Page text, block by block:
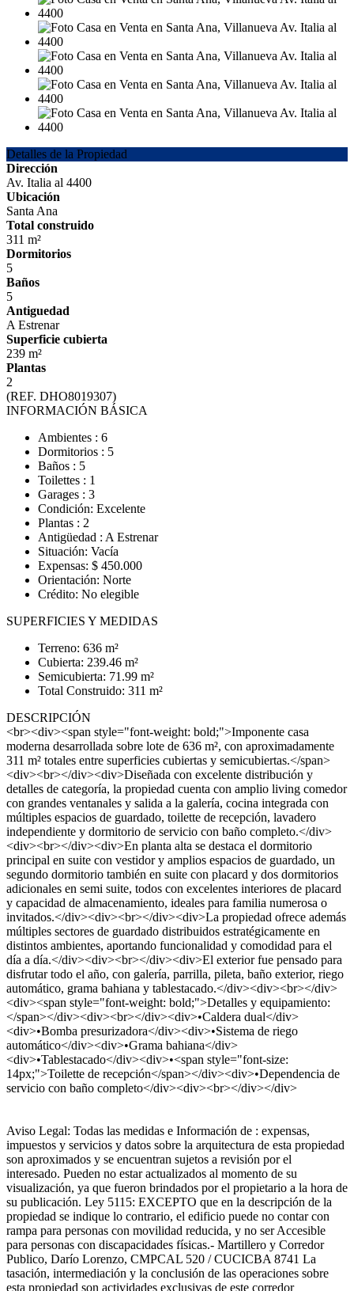
Detalles de la Propiedad
Dirección
Av. Italia al 4400
Ubicación
Santa Ana
Total construido
311 m²
Dormitorios
5
Baños
5
Antiguedad
A Estrenar
Superficie cubierta
239 m²
Plantas
2
(REF. DHO8019307)
INFORMACIÓN BÁSICA
Ambientes : 6
Dormitorios : 5
Baños : 5
Toilettes : 1
Garages : 3
Condición: Excelente
Plantas : 2
Antigüedad : A Estrenar
Situación: Vacía
Expensas: $ 450.000
Orientación: Norte
Crédito: No elegible
SUPERFICIES Y MEDIDAS
Terreno: 636 m²
Cubierta: 239.46 m²
Semicubierta: 71.99 m²
Total Construido: 311 m²
DESCRIPCIÓN
<br><div><span style="font-weight: bold;">Imponente casa
moderna desarrollada sobre lote de 636 m², con aproximadamente
311 m² totales entre superficies cubiertas y semicubiertas.</span>
<div><br></div><div>Diseñada con excelente distribución y
detalles de categoría, la propiedad cuenta con amplio living comedor
con grandes ventanales y salida a la galería, cocina integrada con
múltiples espacios de guardado, toilette de recepción, lavadero
independiente y dormitorio de servicio con baño completo.</div>
<div><br></div><div>En planta alta se destaca el dormitorio
principal en suite con vestidor y amplios espacios de guardado, un
segundo dormitorio también en suite con placard y dos dormitorios
adicionales en semi suite, todos con excelentes interiores de placard
y capacidad de almacenamiento, ideales para familia numerosa o
invitados.</div><div><br></div><div>La propiedad ofrece además
múltiples sectores de guardado distribuidos estratégicamente en
distintos ambientes, aportando funcionalidad y comodidad para el
día a día.</div><div><br></div><div>El exterior fue pensado para
disfrutar todo el año, con galería, parrilla, pileta, baño exterior, riego
automático, grama bahiana y tablestacado.</div><div><br></div>
<div><span style="font-weight: bold;">Detalles y equipamiento:
</span></div><div><br></div><div>•Caldera dual</div>
<div>•Bomba presurizadora</div><div>•Sistema de riego
automático</div><div>•Grama bahiana</div>
<div>•Tablestacado</div><div>•<span style="font-size:
14px;">Toilette de recepción</span></div><div>•Dependencia de
servicio con baño completo</div><div><br></div></div>
Aviso Legal: Todas las medidas e Información de : expensas,
impuestos y servicios y datos sobre la arquitectura de esta propiedad
son aproximados y se encuentran sujetos a revisión por el
interesado. Pueden no estar actualizados al momento de su
visualización, ya que fueron brindados por el propietario a la hora de
su publicación. Ley 5115: EXCEPTO que en la descripción de la
propiedad se indique lo contrario, el edificio puede no contar con
rampa para personas con movilidad reducida, y no ser Accesible
para personas con discapacidades físicas.- Martillero y Corredor
Publico, Darío Lorenzo, CMPCAL 520 / CUCICBA 8741 La
tasación, intermediación y la conclusión de las operaciones sobre
esta propiedad son actividades exclusivas de este corredor